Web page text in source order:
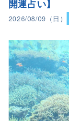
開運占い】
2026/08/09（日）